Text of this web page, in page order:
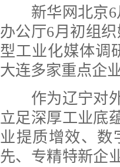
新华网北京6
办公厅6月初组
型工业化媒体调
大连多家重点企
作为辽宁对外
立足深厚工业底
业提质增效、数
先、专精特新企